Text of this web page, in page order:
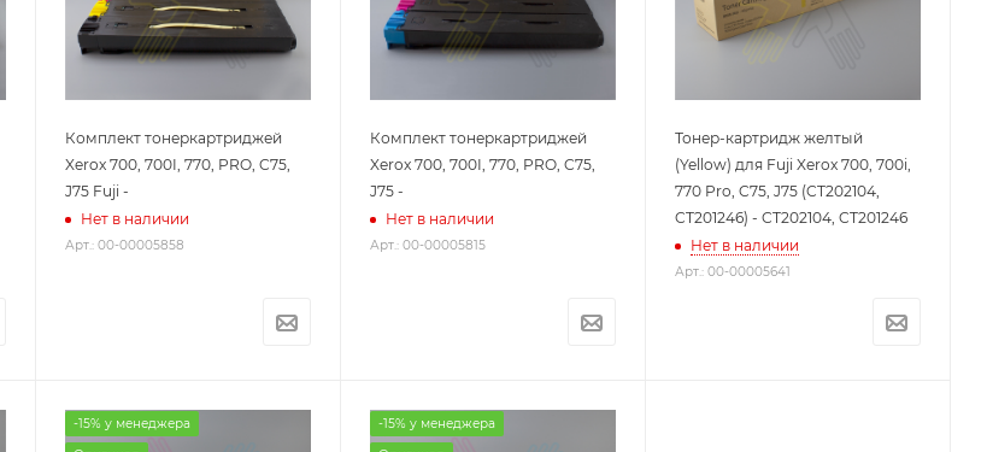
Комплект тонеркартриджей
Xerox 700, 700I, 770, PRO, C75,
J75 Fuji -
Нет в наличии
Арт.: 00-00005858
Комплект тонеркартриджей
Xerox 700, 700I, 770, PRO, C75,
J75 -
Нет в наличии
Арт.: 00-00005815
Тонер-картридж желтый
(Yellow) для Fuji Xerox 700, 700i,
770 Pro, C75, J75 (CT202104,
CT201246) - CT202104, CT201246
Нет в наличии
Арт.: 00-00005641
-15% у менеджера
-15% у менеджера